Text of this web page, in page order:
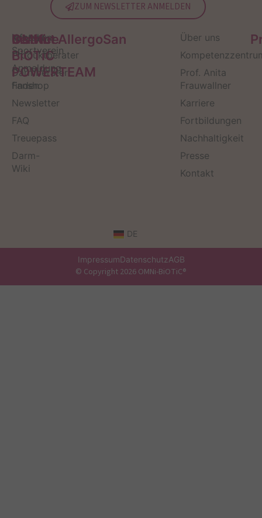
ZUM NEWSLETTER ANMELDEN
Service
Kontakt
Produktberater
Darmberater
finden
Newsletter
FAQ
Treuepass
Darm-
Wiki
OMNi-
BiOTiC
POWERTEAM
Infos zum
Sportverein
Anmeldung
Fanshop
Institut AllergoSan
Über uns
Prof. Anita
Frauwallner
Karriere
Fortbildungen
Nachhaltigkeit
Presse
Kontakt
DE
ImpressumDatenschutzAGB
© Copyright 2026 OMNi-BiOTiC®